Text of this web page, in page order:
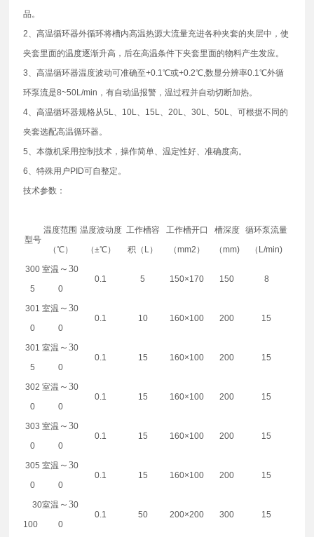
品。
2、高温循环器外循环将槽内高温热源大流量充进各种夹套的夹层中，使
夹套里面的温度逐渐升高，后在高温条件下夹套里面的物料产生发应。
3、高温循环器温度波动可准确至+0.1℃或+0.2℃,数显分辨率0.1℃外循
环泵流是8~50L/min，有自动温报警，温过程并自动切断加热。
4、高温循环器规格从5L、10L、15L、20L、30L、50L、可根据不同的
夹套选配高温循环器。
5、本微机采用控制技术，操作简单、温定性好、准确度高。
6、特殊用户PID可自整定。
技术参数：
型号
温度范围
（℃）
温度波动度
（±℃）
工作槽容
积（L）
工作槽开口
（mm2）
槽深度
（mm)
循环泵流量
（L/min)
300
5
室温 ～30
0
0.1 5 150×170 150 8
301
0
室温 ～30
0
0.1 10 160×100 200 15
301
5
室温 ～30
0
0.1 15 160×100 200 15
302
0
室温 ～30
0
0.1 15 160×100 200 15
303
0
室温 ～30
0
0.1 15 160×100 200 15
305
0
室温 ～30
0
0.1 15 160×100 200 15
30
100
室温 ～30
0
0.1 50 200×200 300 15